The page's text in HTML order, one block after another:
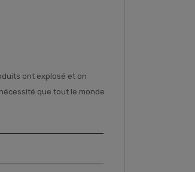
ont explosé et on
que tout le monde